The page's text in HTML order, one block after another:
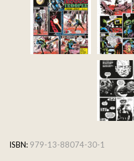
ISBN: 979-13-88074-30-1